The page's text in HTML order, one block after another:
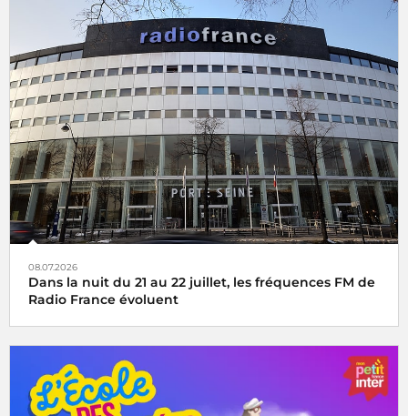
08.07.2026
Dans la nuit du 21 au 22 juillet, les fréquences FM de
Radio France évoluent